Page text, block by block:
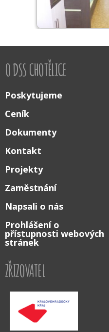
O DSS CHOTĚLICE
Poskytujeme
Ceník
Dokumenty
Kontakt
Projekty
Zaměstnání
Napsali o nás
Prohlášení o
přístupnosti webových
stránek
ZŘIZOVATEL